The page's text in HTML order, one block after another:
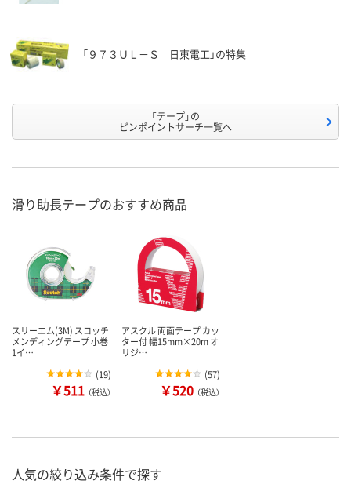
「９７３ＵＬ－Ｓ 日東電工」の特集
「テープ」の
ピンポイントサーチ一覧へ
滑り助長テープのおすすめ商品
スリーエム(3M) スコッチ
メンディングテープ 小巻
1イ…
(19)
￥511 （税込）
アスクル 両面テープ カッ
ター付 幅15mm×20m オ
リジ…
(57)
￥520 （税込）
人気の絞り込み条件で探す